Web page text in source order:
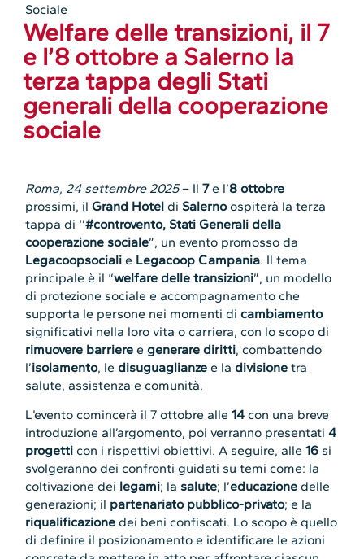
Sociale
Welfare delle transizioni, il 7
e l’8 ottobre a Salerno la
terza tappa degli Stati
generali della cooperazione
sociale
Roma, 24 settembre 2025– Il7e l’8 ottobre
prossimi, ilGrand Hotel di Salernoospiterà la terza
tappa di ‘’#controvento, Stati Generali della
cooperazione sociale”, un evento promosso da
Legacoopsocialie Legacoop Campania. Il tema
principale è il “welfare delle transizioni”, un modello
di protezione sociale e accompagnamento che
supporta le persone nei momenti dicambiamento
significativi nella loro vita o carriera, con lo scopo di
rimuovere barriere egenerare diritti, combattendo
l’isolamento, ledisuguaglianze e ladivisione tra
salute, assistenza e comunità.
L’evento comincerà il 7 ottobre alle14 con una breve
introduzione all’argomento, poi verranno presentati4
progetti con i rispettivi obiettivi. A seguire, alle16 si
svolgeranno dei confronti guidati su temi come: la
coltivazione dei legami; la salute; l’educazionedelle
generazioni; il partenariato pubblico-privato; e la
riqualificazione dei beni confiscati. Lo scopo è quello
di definire il posizionamento e identificare le azioni